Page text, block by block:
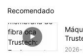
Recomendado
2026